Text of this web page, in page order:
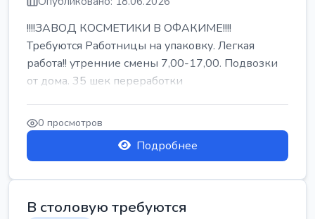
!!!!ЗАВОД КОСМЕТИКИ В ОФАКИМЕ!!!!
Требуются Работницы на упаковку. Легкая
работа!! утренние смены 7,00-17,00. Подвозки
от дома. 35 шек переработки
0 просмотров
Подробнее
В столовую требуются